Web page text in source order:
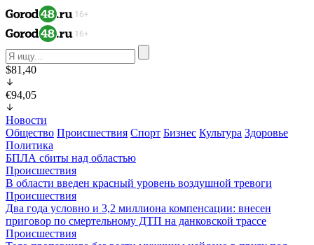
$81,40
€94,05
Новости
Общество Происшествия Спорт Бизнес Культура Здоровье
Политика
БПЛА сбиты над областью
Происшествия
В области введен красный уровень воздушной тревоги
Происшествия
Два года условно и 3,2 миллиона компенсации: внесен
приговор по смертельному ДТП на данковской трассе
Происшествия